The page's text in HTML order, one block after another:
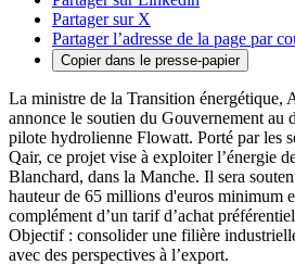
Partager sur X
Partager l’adresse de la page par
Copier dans le presse-papier
La ministre de la Transition énergétique,
annonce le soutien du Gouvernement au
pilote hydrolienne Flowatt. Porté par les
Qair, ce projet vise à exploiter l’énergie
Blanchard, dans la Manche. Il sera
hauteur de 65 millions d'euros minimum
complément d’un tarif d’achat
Objectif : consolider une filière
avec des perspectives à l’export.